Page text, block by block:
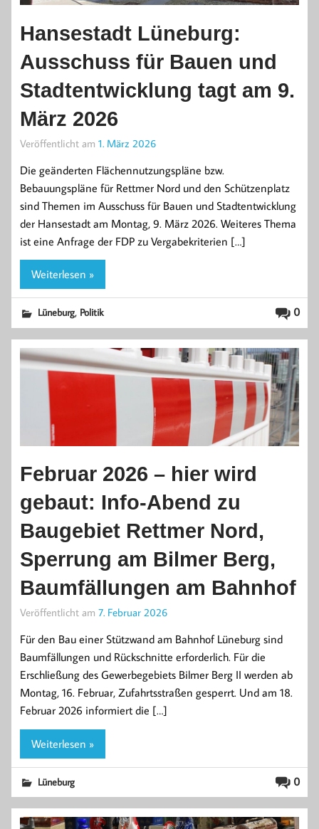
Hansestadt Lüneburg:
Ausschuss für Bauen und
Stadtentwicklung tagt am 9.
März 2026
Veröffentlicht am 1. März 2026
Die geänderten Flächennutzungspläne bzw.
Bebauungspläne für Rettmer Nord und den Schützenplatz
sind Themen im Ausschuss für Bauen und Stadtentwicklung
der Hansestadt am Montag, 9. März 2026. Weiteres Thema
ist eine Anfrage der FDP zu Vergabekriterien […]
Weiterlesen »
0
Lüneburg, Politik
Februar 2026 – hier wird
gebaut: Info-Abend zu
Baugebiet Rettmer Nord,
Sperrung am Bilmer Berg,
Baumfällungen am Bahnhof
Veröffentlicht am 7. Februar 2026
Für den Bau einer Stützwand am Bahnhof Lüneburg sind
Baumfällungen und Rückschnitte erforderlich. Für die
Erschließung des Gewerbegebiets Bilmer Berg II werden ab
Montag, 16. Februar, Zufahrtsstraßen gesperrt. Und am 18.
Februar 2026 informiert die […]
Weiterlesen »
0
Lüneburg